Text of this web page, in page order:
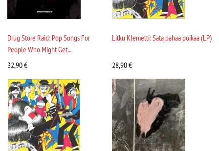
Drug Store Raid: Pop Songs For
People Who Might Get...
32,90€
Litku Klemetti: Sata pahaa poikaa (LP)
28,90€